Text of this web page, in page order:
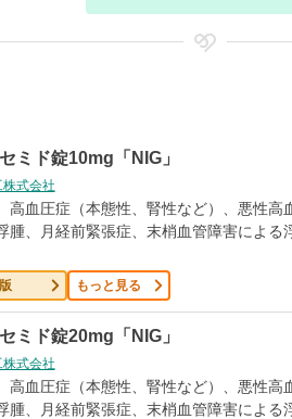
ミド錠10mg「NIG」
株式会社
高血圧症（本態性、腎性など）、悪性高
腫、月経前緊張症、末梢血管障害によ
もっと見る
ミド錠20mg「NIG」
株式会社
高血圧症（本態性、腎性など）、悪性高
腫、月経前緊張症、末梢血管障害によ